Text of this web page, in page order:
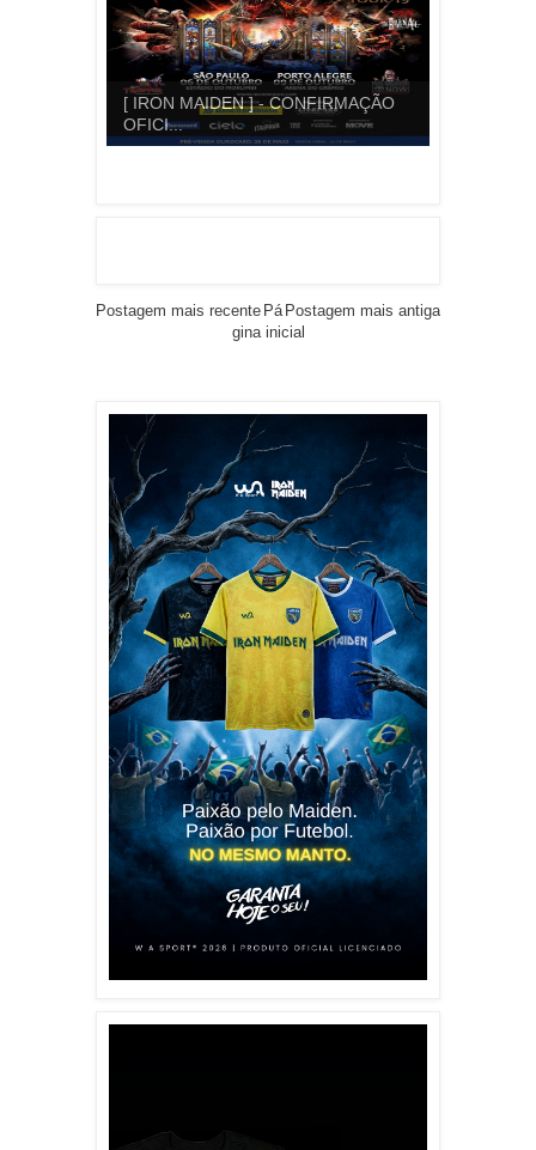
[ IRON MAIDEN ] - CONFIRMAÇÃO
OFICI...
Postagem mais recente Postagem mais antiga
Pá
gina inicial